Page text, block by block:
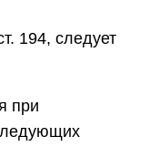
194, следует
при